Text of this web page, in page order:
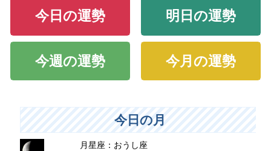
今日の運勢 明日の運勢
今週の運勢 今月の運勢
今日の月
月星座：おうし座